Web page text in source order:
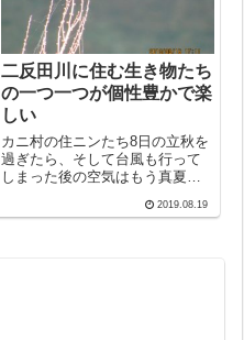
二反田川に住む生き物たち
の一つ一つが個性豊かで楽
しい
カニ村の住ニンたち8日の立秋を
過ぎたら、そして台風も行って
しまった後の空気はもう真夏の
を渡る風もさわやか。そしてこ
2019.08.19